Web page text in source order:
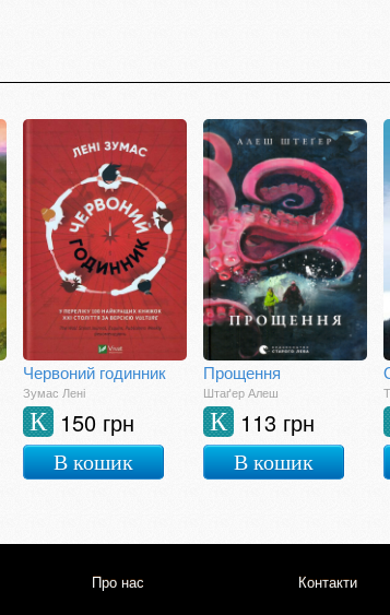
Червоний годинник
Зумас Лені
150 грн
К
В кошик
Прощення
Штаґер Алеш
113 грн
К
В кошик
Про нас Контакти